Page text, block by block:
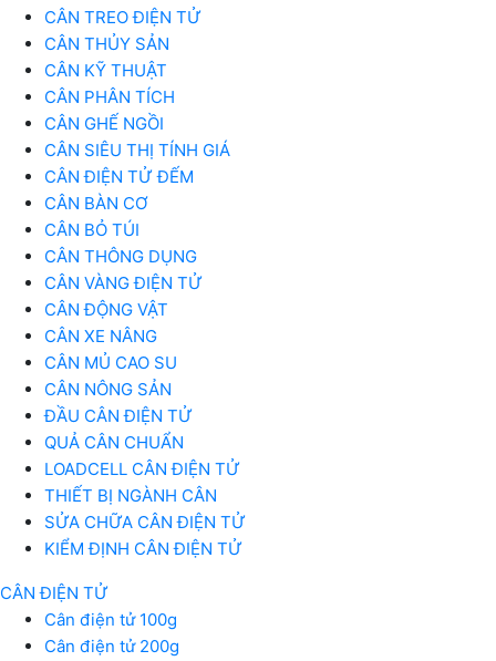
CÂN TREO ĐIỆN TỬ
CÂN THỦY SẢN
CÂN KỸ THUẬT
CÂN PHÂN TÍCH
CÂN GHẾ NGỒI
CÂN SIÊU THỊ TÍNH GIÁ
CÂN ĐIỆN TỬ ĐẾM
CÂN BÀN CƠ
CÂN BỎ TÚI
CÂN THÔNG DỤNG
CÂN VÀNG ĐIỆN TỬ
CÂN ĐỘNG VẬT
CÂN XE NÂNG
CÂN MỦ CAO SU
CÂN NÔNG SẢN
ĐẦU CÂN ĐIỆN TỬ
QUẢ CÂN CHUẨN
LOADCELL CÂN ĐIỆN TỬ
THIẾT BỊ NGÀNH CÂN
SỬA CHỮA CÂN ĐIỆN TỬ
KIỂM ĐỊNH CÂN ĐIỆN TỬ
CÂN ĐIỆN TỬ
Cân điện tử 100g
Cân điện tử 200g